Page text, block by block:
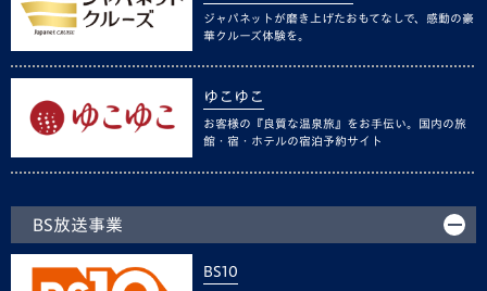
ジャパネットが磨き上げたおもてなしで、感動の豪
華クルーズ体験を。
ゆこゆこ
お客様の『良質な温泉旅』をお手伝い。国内の旅
館・宿・ホテルの宿泊予約サイト
BS放送事業
BS10